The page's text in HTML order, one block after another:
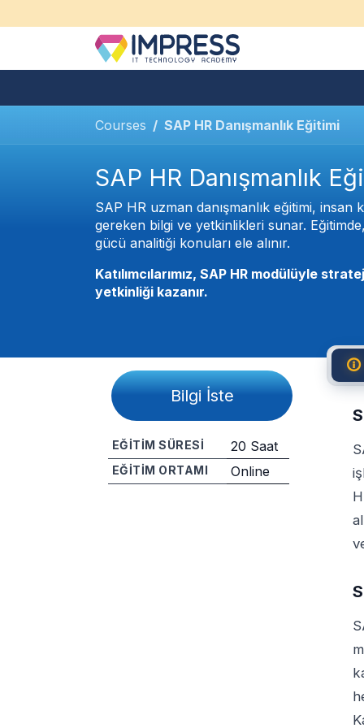
Courses SAP HR Danışmanlık Eğitimi
SAP HR Danışmanlık
SAP HR uzman danışmanlık eğitimi,
gereken bilgi ve yetkinlikleri sunar.
gücü analitiği konuları ele alınır.
Katılımcılarımız, SAP HR modülüyle
yetkinliği kazanır.
Bilgi İste
EĞITIM SÜRESI 20 Saat
EĞITIM ORTAMI Online